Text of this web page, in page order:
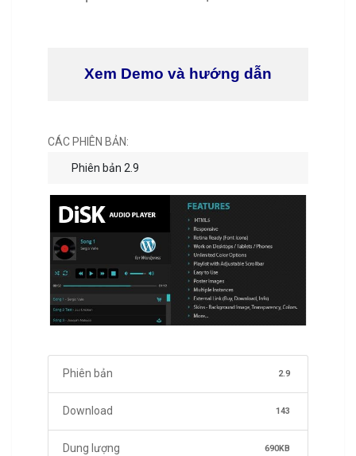
Xem Demo và hướng dẫn
CÁC PHIÊN BẢN:
Phiên bản 2.9
Phiên bản 2.9
Download 143
Dung lượng 690KB